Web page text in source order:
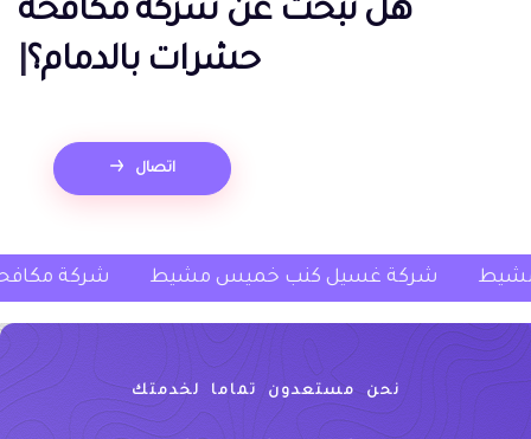
هل تبحث عنشركة مكافحة
حشرات بالدمام؟
اتصال
غسيل سجاد خميس مشيط شركة غسيل كنب خميس
نحن مستعدون تماما لخدمتك